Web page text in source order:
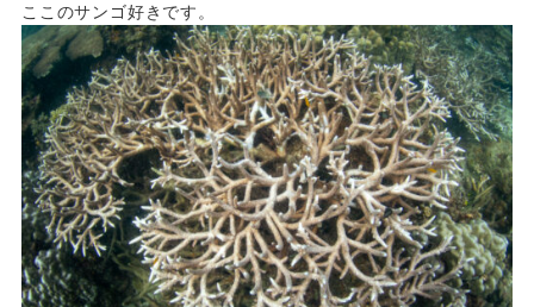
ここのサンゴ好きです。